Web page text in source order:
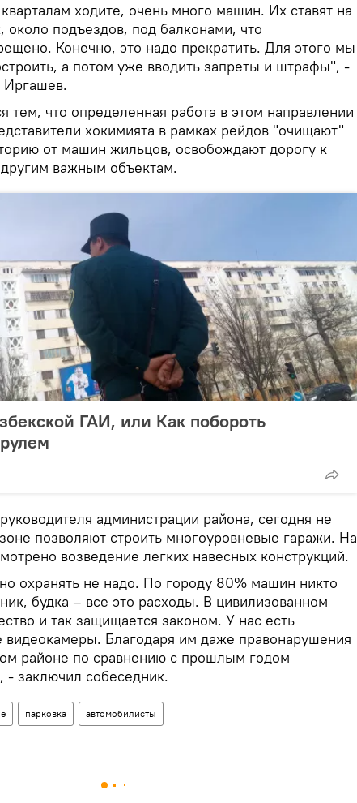
ходите, очень много машин. Их ставят на
около подъездов, под балконами, что
Конечно, это надо прекратить. Для этого мы
а потом уже вводить запреты и штрафы", -
Иргашев.
тем, что определенная работа в этом направлении
хокимията в рамках рейдов "очищают"
от машин жильцов, освобождают дорогу к
важным объектам.
ГАИ, или Как побороть
администрации района, сегодня не
позволяют строить многоуровневые гаражи. На
возведение легких навесных конструкций.
охранять не надо. По городу 80% машин никто
будка – все это расходы. В цивилизованном
и так защищается законом. У нас есть
видеокамеры. Благодаря им даже правонарушения
районе по сравнению с прошлым годом
- заключил собеседник.
парковка автомобилисты